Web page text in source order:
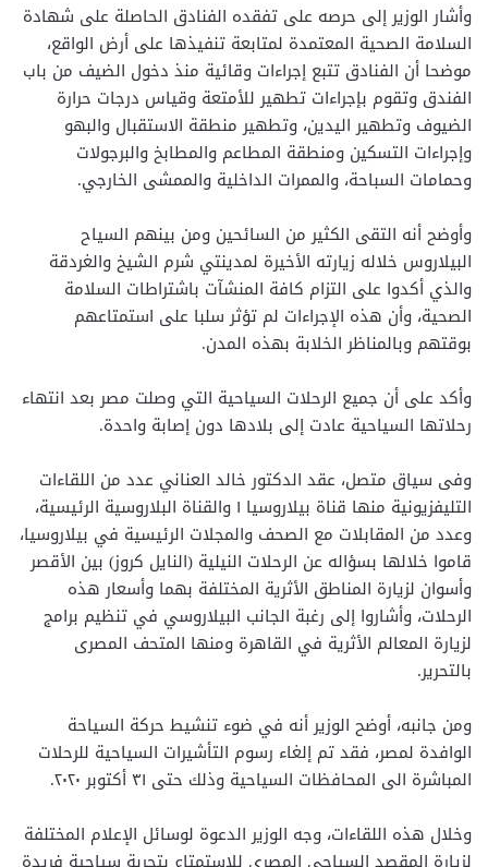
وأشار الوزير إلى حرصه على تفقده الفنادق الحاصلة على شهادة
السلامة الصحية المعتمدة لمتابعة تنفيذها على أرض الواقع،
موضحا أن الفنادق تتبع إجراءات وقائية منذ دخول الضيف من باب
الفندق وتقوم بإجراءات تطهير للأمتعة وقياس درجات حرارة
الضيوف وتطهير اليدين، وتطهير منطقة الاستقبال والبهو
وإجراءات التسكين ومنطقة المطاعم والمطابخ والبرجولات
وحمامات السباحة، والممرات الداخلية والممشى الخارجي.
وأوضح أنه التقى الكثير من السائحين ومن بينهم السياح
البيلاروس خلاله زيارته الأخيرة لمدينتي شرم الشيخ والغردقة
والذي أكدوا على التزام كافة المنشآت باشتراطات السلامة
الصحية، وأن هذه الإجراءات لم تؤثر سلبا على استمتاعهم
بوقتهم وبالمناظر الخلابة بهذه المدن.
وأكد على أن جميع الرحلات السياحية التي وصلت مصر بعد انتهاء
رحلاتها السياحية عادت إلى بلادها دون إصابة واحدة.
وفى سياق متصل، عقد الدكتور خالد العناني عدد من اللقاءات
التليفزيونية منها قناة بيلاروسيا ١ والقناة البلاروسية الرئيسية،
وعدد من المقابلات مع الصحف والمجلات الرئيسية في بيلاروسيا،
قاموا خلالها بسؤاله عن الرحلات النيلية (النايل كروز) بين الأقصر
وأسوان لزيارة المناطق الأثرية المختلفة بهما وأسعار هذه
الرحلات، وأشاروا إلى رغبة الجانب البيلاروسي في تنظيم برامج
لزيارة المعالم الأثرية في القاهرة ومنها المتحف المصرى
بالتحرير.
ومن جانبه، أوضح الوزير أنه في ضوء تنشيط حركة السياحة
الوافدة لمصر، فقد تم إلغاء رسوم التأشيرات السياحية للرحلات
المباشرة الى المحافظات السياحية وذلك حتى ٣١ أكتوبر ٢٠٢٠.
وخلال هذه اللقاءات، وجه الوزير الدعوة لوسائل الإعلام المختلفة